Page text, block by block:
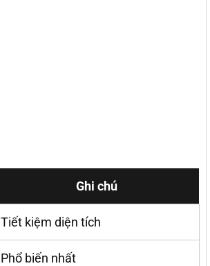
Ghi chú
Tiết kiệm diện tích
Phổ biến nhất